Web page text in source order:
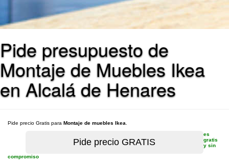
Pide presupuesto de
Montaje de Muebles Ikea
en Alcalá de Henares
Pide precio Gratis para Montaje de muebles Ikea
es
gratis
y sin
compromiso